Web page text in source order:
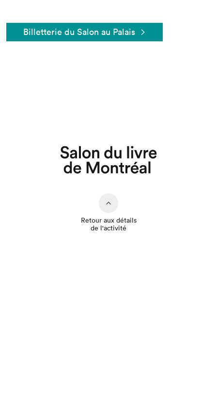
Billetterie du Salon au Palais
Retour aux détails
de l'activité